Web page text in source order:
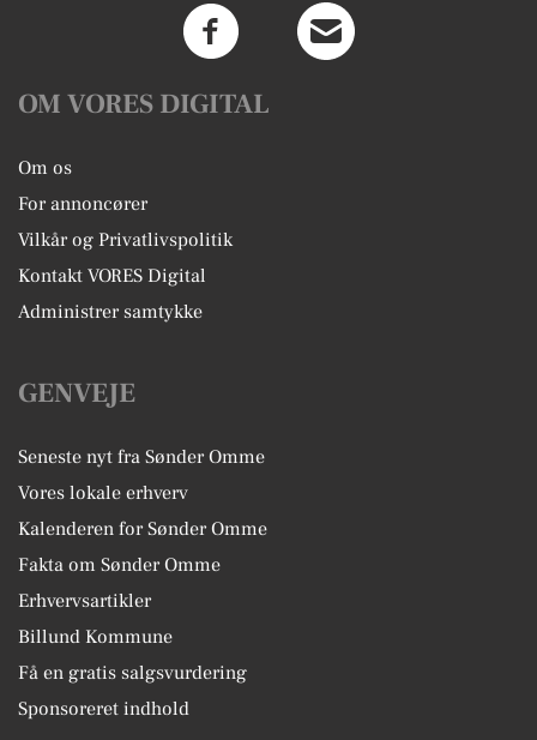
OM VORES DIGITAL
Om os
For annoncører
Vilkår og Privatlivspolitik
Kontakt VORES Digital
Administrer samtykke
GENVEJE
Seneste nyt fra Sønder Omme
Vores lokale erhverv
Kalenderen for Sønder Omme
Fakta om Sønder Omme
Erhvervsartikler
Billund Kommune
Få en gratis salgsvurdering
Sponsoreret indhold